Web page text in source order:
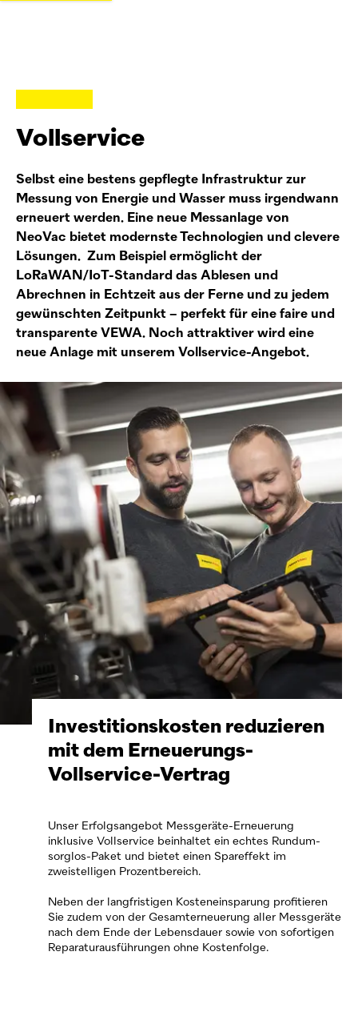
Vollservice
Selbst eine bestens gepflegte Infrastruktur zur
Messung von Energie und Wasser muss irgendwann
erneuert werden. Eine neue Messanlage von
NeoVac bietet modernste Technologien und clevere
Lösungen. Zum Beispiel ermöglicht der
LoRaWAN/IoT-Standard das Ablesen und
Abrechnen in Echtzeit aus der Ferne und zu jedem
gewünschten Zeitpunkt – perfekt für eine faire und
transparente VEWA. Noch attraktiver wird eine
neue Anlage mit unserem Vollservice-Angebot.
Investitionskosten reduzieren
mit dem Erneuerungs-
Vollservice-Vertrag
Unser Erfolgsangebot Messgeräte-Erneuerung
inklusive Vollservice beinhaltet ein echtes Rundum-
sorglos-Paket und bietet einen Spareffekt im
zweistelligen Prozentbereich.
Neben der langfristigen Kosteneinsparung profitieren
Sie zudem von der Gesamterneuerung aller Messgeräte
nach dem Ende der Lebensdauer sowie von sofortigen
Reparaturausführungen ohne Kostenfolge.